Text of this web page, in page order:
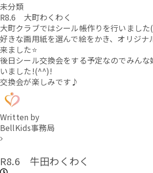
未分類
R8.6 大町わくわく
大町クラブではシール帳作りを行いまし
好きな画用紙を選んで絵をかき、オリジナ
来ました⭐
後日シール交換会をする予定なのでみんな
いました!(^^)!
交換会が楽しみです♪
Written by
BellKids事務局
R8.6 牛田わくわく